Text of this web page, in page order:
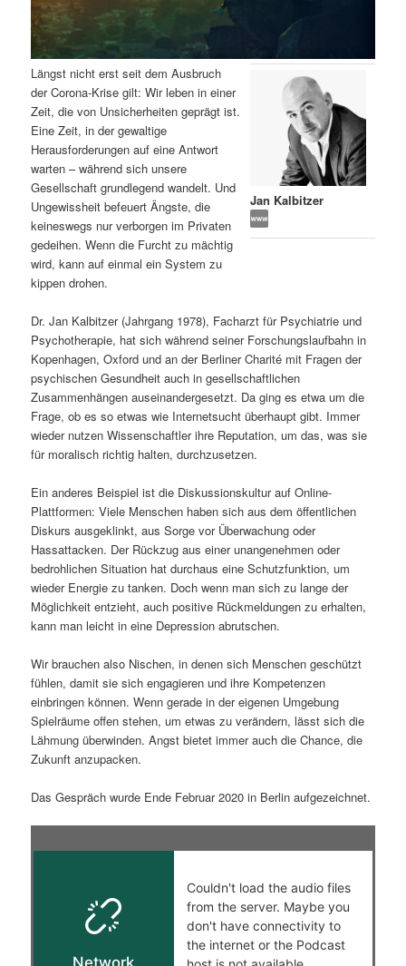
I
n
h
a
l
t
s
r
i
n
g
e
e
n
I
n
h
a
l
s
p
r
n
n
n
Jan Kalbitzer
Längst nicht erst seit dem Ausbruch
der Corona-Krise gilt: Wir leben in einer
Zeit, die von Unsicherheiten geprägt ist.
Eine Zeit, in der gewaltige
Herausforderungen auf eine Antwort
warten – während sich unsere
Gesellschaft grundlegend wandelt. Und
Ungewissheit befeuert Ängste, die
keineswegs nur verborgen im Privaten
gedeihen. Wenn die Furcht zu mächtig
wird, kann auf einmal ein System zu
kippen drohen.
Dr. Jan Kalbitzer (Jahrgang 1978), Facharzt für Psychiatrie und
Psychotherapie, hat sich während seiner Forschungslaufbahn in
Kopenhagen, Oxford und an der Berliner Charité mit Fragen der
psychischen Gesundheit auch in gesellschaftlichen
Zusammenhängen auseinandergesetzt. Da ging es etwa um die
Frage, ob es so etwas wie Internetsucht überhaupt gibt. Immer
wieder nutzen Wissenschaftler ihre Reputation, um das, was sie
für moralisch richtig halten, durchzusetzen.
Ein anderes Beispiel ist die Diskussionskultur auf Online-
Plattformen: Viele Menschen haben sich aus dem öffentlichen
Diskurs ausgeklinkt, aus Sorge vor Überwachung oder
Hassattacken. Der Rückzug aus einer unangenehmen oder
bedrohlichen Situation hat durchaus eine Schutzfunktion, um
wieder Energie zu tanken. Doch wenn man sich zu lange der
Möglichkeit entzieht, auch positive Rückmeldungen zu erhalten,
kann man leicht in eine Depression abrutschen.
Wir brauchen also Nischen, in denen sich Menschen geschützt
fühlen, damit sie sich engagieren und ihre Kompetenzen
einbringen können. Wenn gerade in der eigenen Umgebung
Spielräume offen stehen, um etwas zu verändern, lässt sich die
Lähmung überwinden. Angst bietet immer auch die Chance, die
Zukunft anzupacken.
Das Gespräch wurde Ende Februar 2020 in Berlin aufgezeichnet.